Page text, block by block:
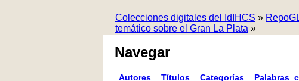
Colecciones digitales del IdIHCS »
temático sobre el Gran La Plata »
Navegar
Autores Títulos Categorías